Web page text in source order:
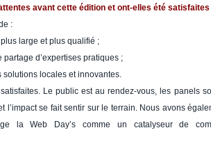
avant cette édition et ont-elles été satisfaites
:
large et plus qualifié ;
d’expertises pratiques ;
solutions locales et innovantes.
Le public est au rendez-vous, les panels
l’impact se fait sentir sur le terrain. Nous avons
la Web Day’s comme un catalyseur de